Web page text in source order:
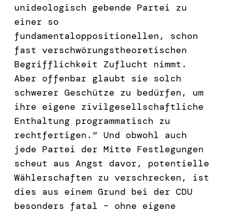
unideologisch gebende Partei zu
einer so
fundamentaloppositionellen, schon
fast verschwörungstheoretischen
Begrifflichkeit Zuflucht nimmt.
Aber offenbar glaubt sie solch
schwerer Geschütze zu bedürfen, um
ihre eigene zivilgesellschaftliche
Enthaltung programmatisch zu
rechtfertigen.” Und obwohl auch
jede Partei der Mitte Festlegungen
scheut aus Angst davor, potentielle
Wählerschaften zu verschrecken, ist
dies aus einem Grund bei der CDU
besonders fatal – ohne eigene